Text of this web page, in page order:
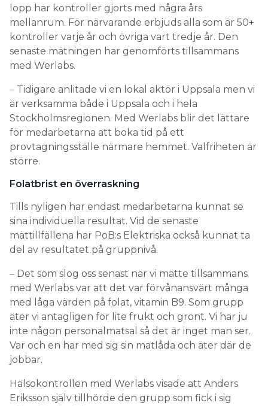
lopp har kontroller gjorts med några års
mellanrum. För närvarande erbjuds alla som är 50+
kontroller varje år och övriga vart tredje år. Den
senaste mätningen har genomförts tillsammans
med Werlabs.
– Tidigare anlitade vi en lokal aktör i Uppsala men vi
är verksamma både i Uppsala och i hela
Stockholmsregionen. Med Werlabs blir det lättare
för medarbetarna att boka tid på ett
provtagningsställe närmare hemmet. Valfriheten är
större.
Folatbrist en överraskning
Tills nyligen har endast medarbetarna kunnat se
sina individuella resultat. Vid de senaste
mättillfällena har PoB:s Elektriska också kunnat ta
del av resultatet på gruppnivå.
– Det som slog oss senast när vi mätte tillsammans
med Werlabs var att det var förvånansvärt många
med låga värden på folat, vitamin B9. Som grupp
äter vi antagligen för lite frukt och grönt. Vi har ju
inte någon personalmatsal så det är inget man ser.
Var och en har med sig sin matlåda och äter där de
jobbar.
Hälsokontrollen med Werlabs visade att Anders
Eriksson själv tillhörde den grupp som fick i sig